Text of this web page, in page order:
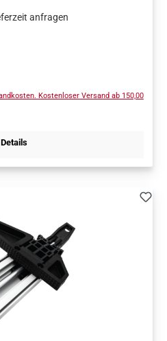
anfragen
Kostenloser Versand ab 150,00
Details